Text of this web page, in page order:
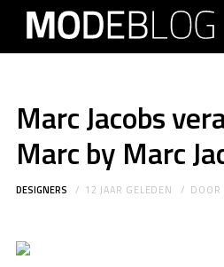
Marc Jacobs
Marc by Marc
DESIGNERS 12 JAAR GELEDEN DOOR